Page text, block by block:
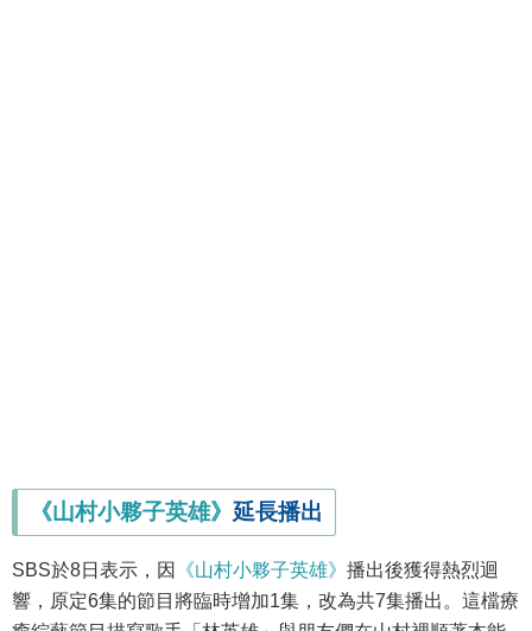
《山村小夥子英雄》 延長播出
SBS於8日表示，因 《山村小夥子英雄》 播出後獲得熱烈迴
響，原定6集的節目將臨時增加1集，改為共7集播出。這檔療